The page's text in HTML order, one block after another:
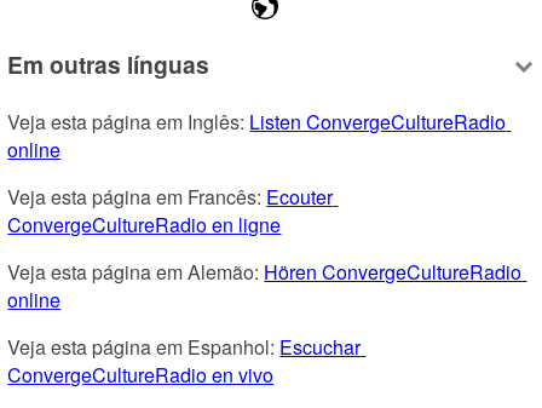
Em outras línguas
Veja esta página em Inglês: Listen ConvergeCultureRadio
online
Veja esta página em Francês: Ecouter
ConvergeCultureRadio en ligne
Veja esta página em Alemão: Hören ConvergeCultureRadio
online
Veja esta página em Espanhol: Escuchar
ConvergeCultureRadio en vivo